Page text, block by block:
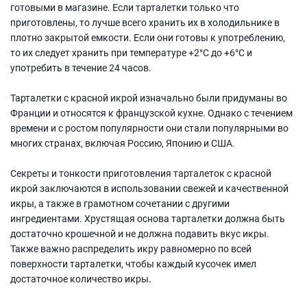
готовыми в магазине. Если тарталетки только что
приготовлены, то лучше всего хранить их в холодильнике в
плотно закрытой емкости. Если они готовы к употреблению,
то их следует хранить при температуре +2°C до +6°C и
употребить в течение 24 часов.
Тарталетки с красной икрой изначально были придуманы во
Франции и относятся к французской кухне. Однако с течением
времени и с ростом популярности они стали популярными во
многих странах, включая Россию, Японию и США.
Секреты и тонкости приготовления тарталеток с красной
икрой заключаются в использовании свежей и качественной
икры, а также в грамотном сочетании с другими
ингредиентами. Хрустящая основа тарталетки должна быть
достаточно крошечной и не должна подавить вкус икры.
Также важно распределить икру равномерно по всей
поверхности тарталетки, чтобы каждый кусочек имел
достаточное количество икры.